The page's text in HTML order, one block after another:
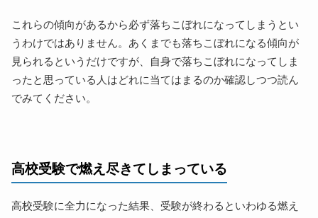
る
偏差値を下げてでも大学には合格できる
まずは食らいつくことが重要
進学校で落ちこぼれて高校に行きにくくなったら取る
方法
まとめ
これらの傾向があるから必ず落ちこぼれになってしまうとい
うわけではありません。あくまでも落ちこぼれになる傾向が
見られるというだけですが、自身で落ちこぼれになってしま
ったと思っている人はどれに当てはまるのか確認しつつ読ん
でみてください。
高校受験で燃え尽きてしまっている
高校受験に全力になった結果、受験が終わるといわゆる燃え